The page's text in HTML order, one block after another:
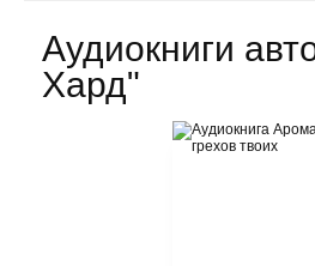
Аудиокниги
Хард"